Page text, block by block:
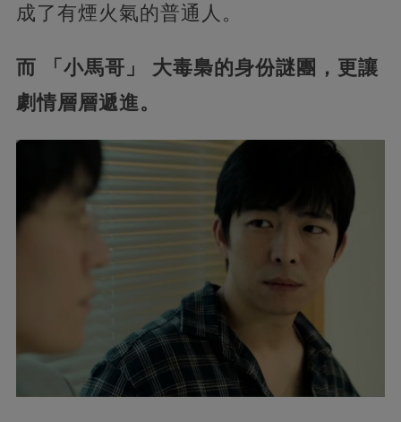
成了有煙火氣的普通人。
而 「小馬哥」 大毒梟的身份謎團，更讓
劇情層層遞進。